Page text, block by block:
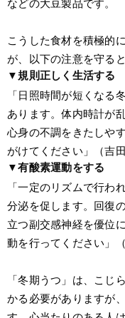
などの大豆製品です。
こうした食材を積極的
が、以下の注意を守る
▼規則正しく生活する
「日照時間が短くなる
あります。体内時計が
心身の不調をきたしや
がけてください」（吉田
▼有酸素運動をする
「一定のリズムで行わ
分泌を促します。回復
立つ副交感神経を優位
動を行ってください」
「冬期うつ」は、こじ
かる必要がありますが